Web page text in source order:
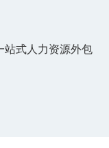
站式人力资源外包